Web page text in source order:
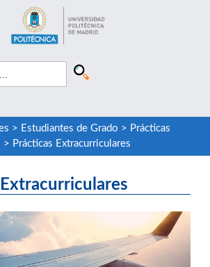
> Estudiantes de Grado > Prácticas
> Prácticas Extracurriculares